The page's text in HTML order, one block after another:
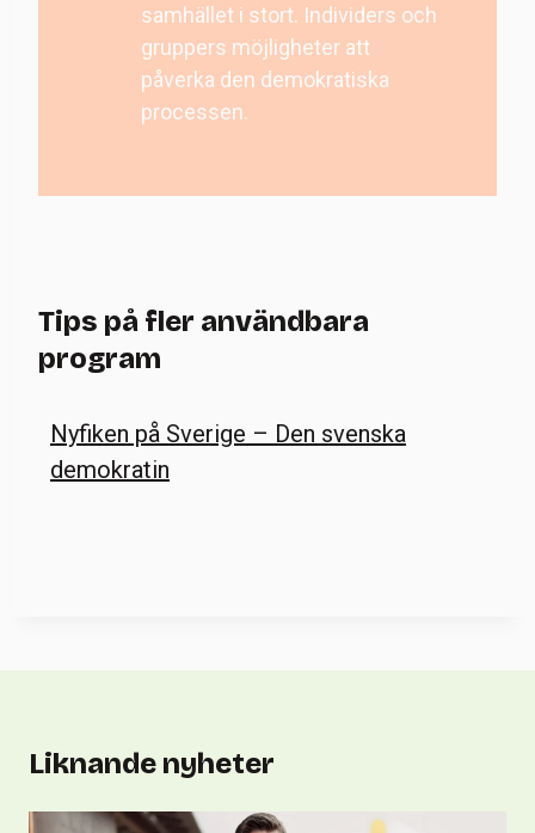
samhället i stort. Individers och
gruppers möjligheter att
påverka den demokratiska
processen.
Tips på fler användbara
program
Nyfiken på Sverige – Den svenska
demokratin
Liknande nyheter